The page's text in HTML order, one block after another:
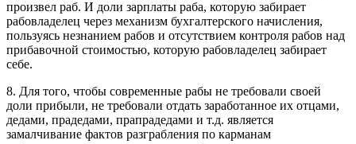
произвел раб. И доли зарплаты раба, которую забирает
рабовладелец через механизм бухгалтерского начисления,
пользуясь незнанием рабов и отсутствием контроля рабов над
прибавочной стоимостью, которую рабовладелец забирает
себе.
8. Для того, чтобы современные рабы не требовали своей
доли прибыли, не требовали отдать заработанное их отцами,
дедами, прадедами, прапрадедами и т.д. является
замалчивание фактов разграбления по карманам